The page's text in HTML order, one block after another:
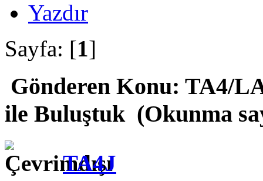
Yazdır
Sayfa: [1]
Gönderen Konu: TA4/
ile Buluştuk (Okunma
TA4J